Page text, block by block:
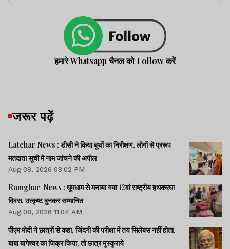
हमारे Whatsapp चैनल को Follow करें
जरूर पढ़ें
Latehar News : डीसी ने किया बूथों का निरीक्षण, लोगों से प्ररूप
मतदाता सूची में नाम जांचने की अपील
Aug 08, 2026 08:02 PM
Ramghar News : धूमधाम से मनाया गया 12वां राष्ट्रीय हथकरघा
दिवस, उत्कृष्ट बुनकर सम्मानित
Aug 08, 2026 11:04 AM
पीएम मोदी ने छात्रों से कहा, जिंदगी की परीक्षा में तय सिलेबस नहीं होता,
बाबा बागेश्वर का जिक्र किया, तो छात्र मुस्कुराये